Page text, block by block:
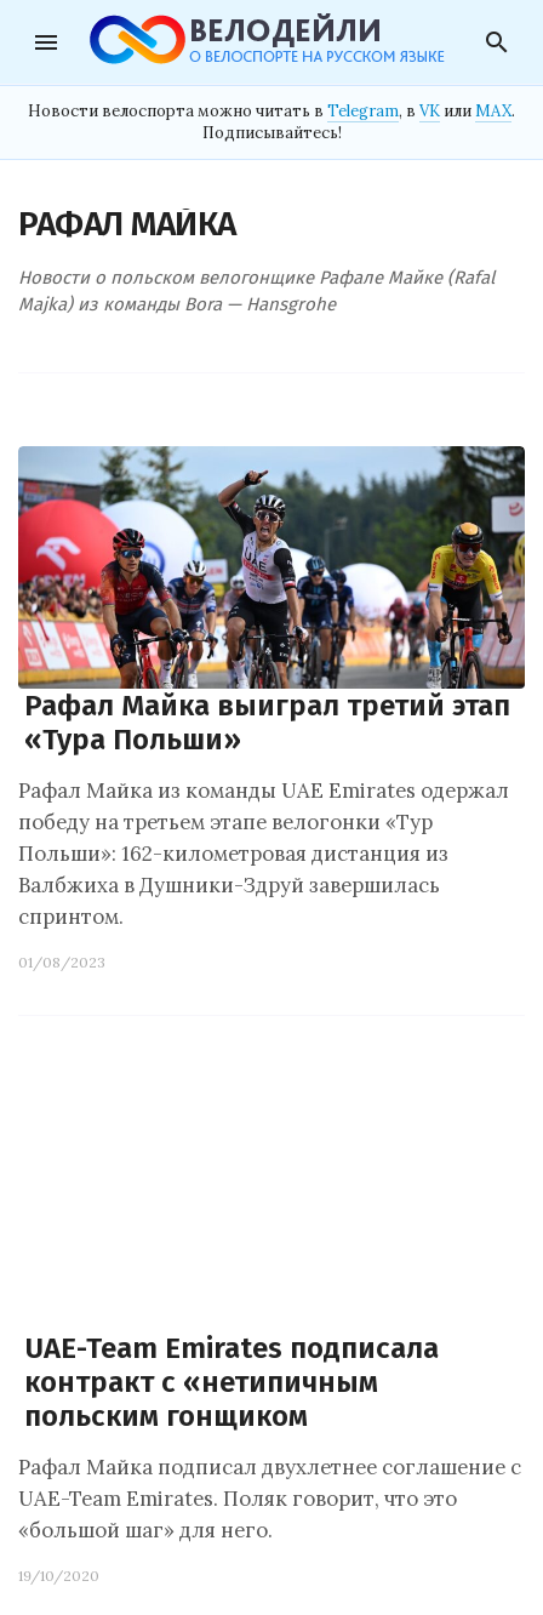
menu search
Новости велоспорта можно читать в Telegram, в VK илиMAX.
Подписывайтесь!
РАФАЛ МАЙКА
Новости о польском велогонщике Рафале Майке (Rafal
Majka) из команды Bora — Hansgrohe
Рафал Майка выиграл третий этап
«Тура Польши»
Рафал Майка из команды UAE Emirates одержал
победу на третьем этапе велогонки «Тур
Польши»: 162-километровая дистанция из
Валбжиха в Душники-Здруй завершилась
спринтом.
01/08/2023
UAE-Team Emirates подписала
контракт с «нетипичным
польским гонщиком
Рафал Майка подписал двухлетнее соглашение с
UAE-Team Emirates. Поляк говорит, что это
«большой шаг» для него.
19/10/2020